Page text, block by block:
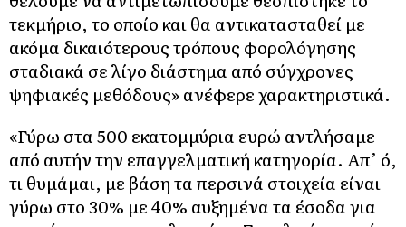
τεκμήριο, το οποίο και θα αντικατασταθεί με
ακόμα δικαιότερους τρόπους φορολόγησης
σταδιακά σε λίγο διάστημα από σύγχρονες
ψηφιακές μεθόδους» ανέφερε χαρακτηριστικά.
«Γύρω στα 500 εκατομμύρια ευρώ αντλήσαμε
από αυτήν την επαγγελματική κατηγορία. Απ’ ό,
τι θυμάμαι, με βάση τα περσινά στοιχεία είναι
γύρω στο 30% με 40% αυξημένα τα έσοδα για